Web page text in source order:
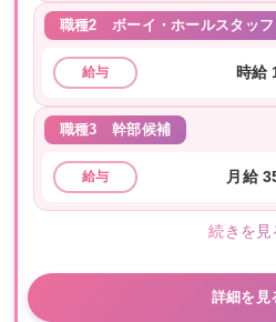
職種2 ボーイ・ホールスタッフ
給与 時給
職種3 幹部候補
給与 月給
続きを見
詳細を見